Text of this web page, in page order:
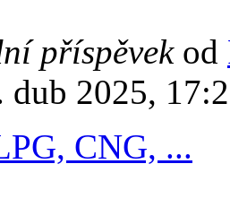
příspěvekod
dub 2025,
CNG, ...